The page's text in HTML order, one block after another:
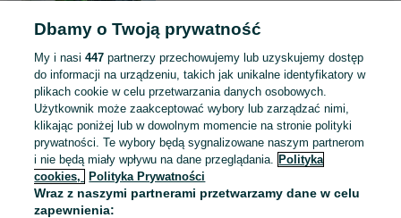
Świdnica
Odświeżono dnia 26 lipca 2026
WYTRZYMAŁA Glebogryzarka
Gryza 1.4m ogrodowa Solidna
Z GWARANCJĄ bomet
4 199 zł
Sztum
Odświeżono dnia 26 lipca 2026
Dbamy o Twoją prywatność
My i nasi447 partnerzy przechowujemy lub uzyskujemy dostęp
do informacji na urządzeniu, takich jak unikalne identyfikatory w
plikach cookie w celu przetwarzania danych osobowych.
Użytkownik może zaakceptować wybory lub zarządzać nimi,
klikając poniżej lub w dowolnym momencie na stronie polityki
prywatności. Te wybory będą sygnalizowane naszym partnerom
i nie będą miały wpływu na dane przeglądania. Polityka
cookies,
Polityka Prywatności
Wraz z naszymi partnerami przetwarzamy dane w celu
zapewnienia: